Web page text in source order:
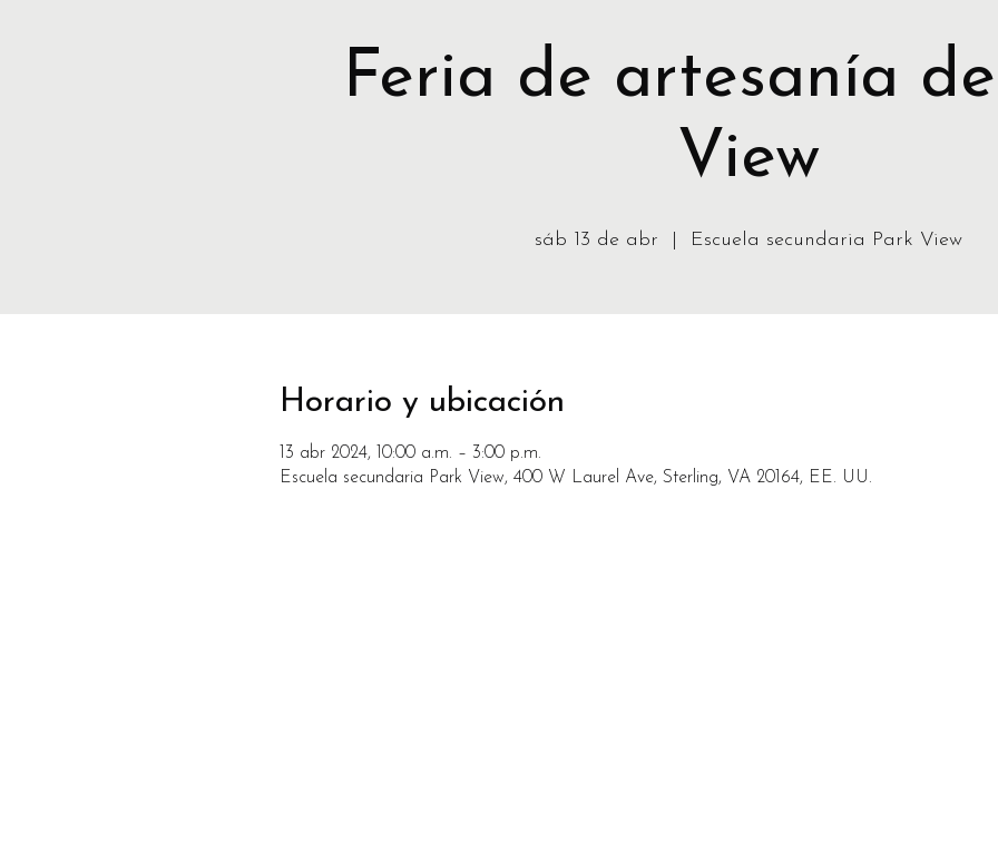
Feria de artesanía
View
sáb 13 de abr Escuela secundaria Park View
Horario y ubicación
13 abr 2024, 10:00 a.m. – 3:00 p.m.
Escuela secundaria Park View, 400 W Laurel Ave, Sterling, VA 20164, EE. UU.